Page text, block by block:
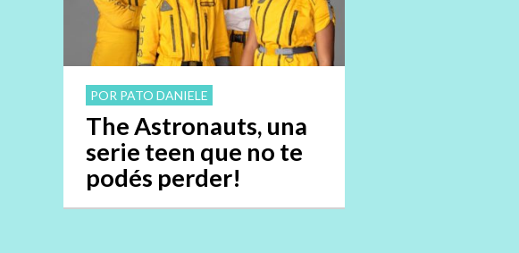
POR PATO DANIELE
The Astronauts, una
serie teen que no te
podés perder!